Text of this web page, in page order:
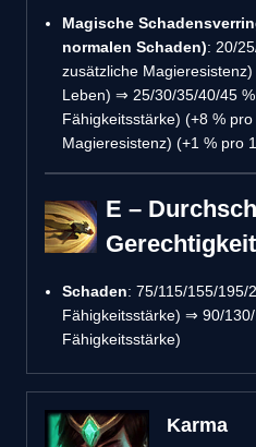
Magische
normalen Schaden): 20/
zusätzliche
Leben) ⇒ 25/30/35/40/45
Fähigkeitsstärke) (+8 %
Magieresistenz) (+1 % pro
E –
Gerechtigkeit
Schaden: 75/115/155/195/
Fähigkeitsstärke) ⇒ 90/
Fähigkeitsstärke)
Karma